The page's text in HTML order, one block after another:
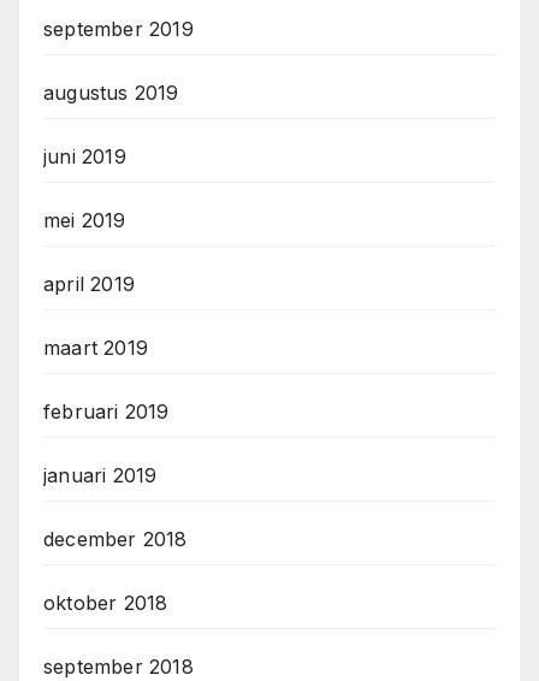
september 2019
augustus 2019
juni 2019
mei 2019
april 2019
maart 2019
februari 2019
januari 2019
december 2018
oktober 2018
september 2018